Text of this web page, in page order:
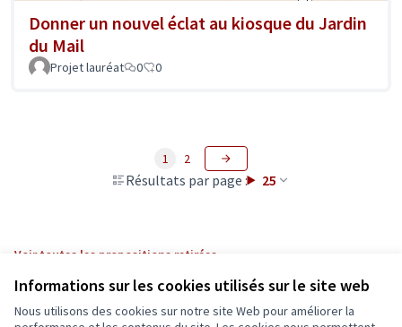
Informations sur les cookies utilisés sur le site web
Nous utilisons des cookies sur notre site Web pour améliorer la
Donner un nouvel éclat au kiosque du Jardin
du Mail
Projet lauréat 0 0
Résultats par page : 25
1 2
Voir toutes les propositions retirées
Conditions d'utilisation